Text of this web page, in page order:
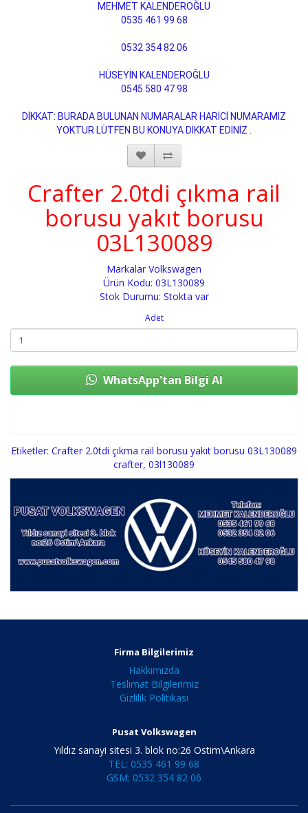
MEHMET KALENDEROĞLU
0535 461 99 68
0532 354 82 06
HÜSEYİN KALENDEROĞLU
0545 580 47 98
DİKKAT: BURADA BULUNAN NUMARALAR HARİCİ NUMARAMIZ
YOKTUR LÜTFEN BU KONUYA DİKKAT EDİNİZ .
Crafter 2.0tdi çıkma rail
borusu yakıt borusu
03L130089
Markalar Volkswagen
Ürün Kodu: 03L130089
Stok Durumu: Stokta var
Adet
WhatsApp'tan Bilgi Al
Etiketler: Crafter 2.0tdi çıkma rail borusu yakıt borusu 03L130089
crafter, 03l130089
Firma Bilgilerimiz
Hakkımızda
Teslimat Bilgilerimiz
Gizlilik Politikası
Pusat Volkswagen
Yıldız sanayi sitesi 3. blok no:26 Ostim\Ankara
TEL: 0535 461 99 68
GSM: 0532 354 82 06